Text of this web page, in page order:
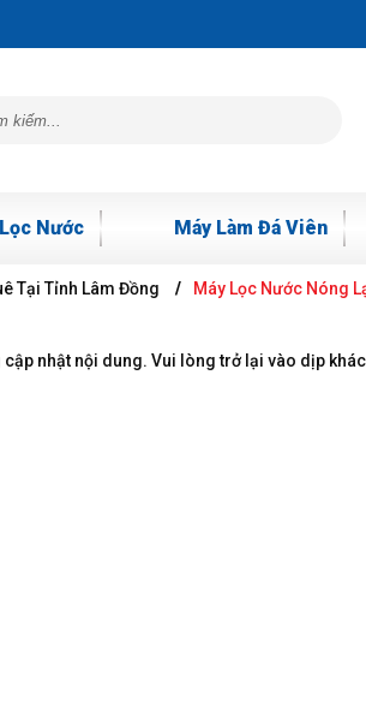
Nước Máy Làm Đá Viên
Tại Tỉnh Lâm Đồng Máy Lọc Nước Nóng
cập nhật nội dung. Vui lòng trở lại vào dịp